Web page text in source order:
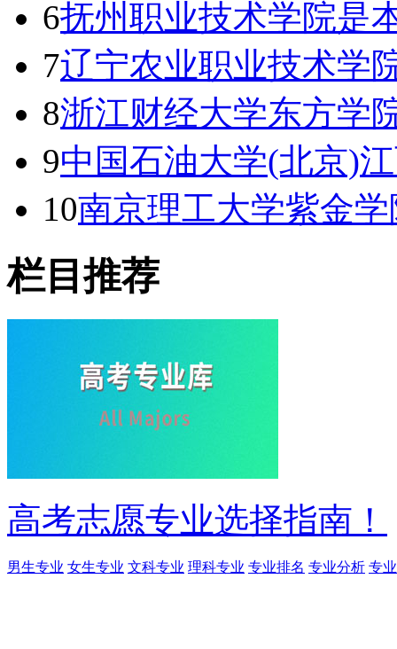
6抚州职业技术学院是
7辽宁农业职业技术学
8浙江财经大学东方学
9中国石油大学(北京)
10南京理工大学紫金
栏目推荐
高考志愿专业选择指南！
男生专业 女生专业 文科专业 理科专业 专业排名 专业分析 专